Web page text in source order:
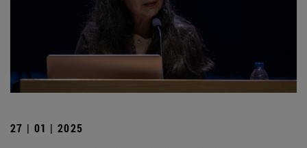
27 | 01 | 2025